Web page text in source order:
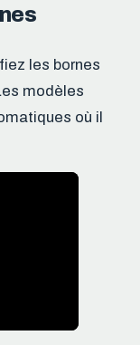
les bornes
modèles
où il